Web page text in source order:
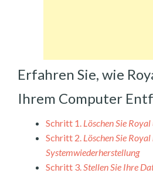
Erfahren Sie, wie
Ihrem Computer
Schritt 1. Löschen Sie
Schritt 2. Löschen Sie
Systemwiederherstellung
Schritt 3.Stellen Sie Ihre